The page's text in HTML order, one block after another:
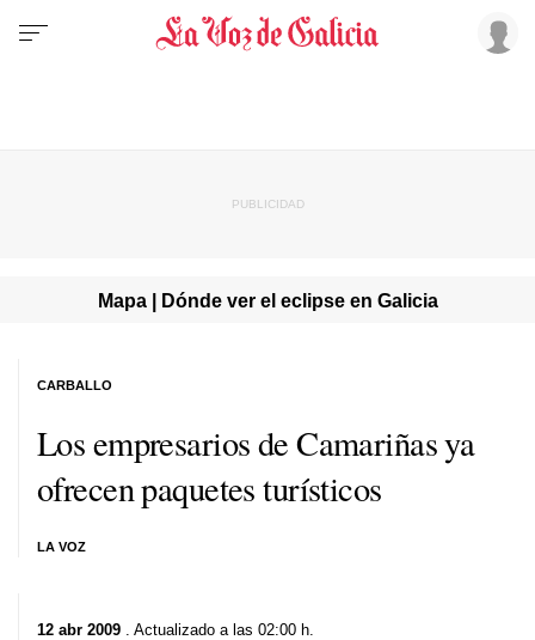
Mapa | Dónde ver el eclipse en Galicia
Los empresarios de Camariñas ya
ofrecen paquetes turísticos
LA VOZ
CARBALLO
12 abr 2009 . Actualizado a las 02:00 h.